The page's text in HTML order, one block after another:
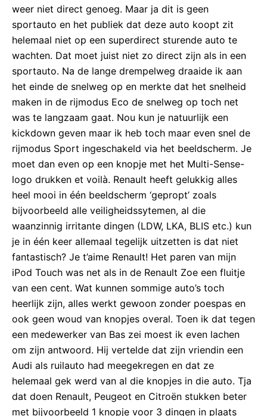
weer niet direct genoeg. Maar ja dit is geen
sportauto en het publiek dat deze auto koopt zit
helemaal niet op een superdirect sturende auto te
wachten. Dat moet juist niet zo direct zijn als in een
sportauto. Na de lange drempelweg draaide ik aan
het einde de snelweg op en merkte dat het snelheid
maken in de rijmodus Eco de snelweg op toch net
was te langzaam gaat. Nou kun je natuurlijk een
kickdown geven maar ik heb toch maar even snel de
rijmodus Sport ingeschakeld via het beeldscherm. Je
moet dan even op een knopje met het Multi-Sense-
logo drukken et voilà. Renault heeft gelukkig alles
heel mooi in één beeldscherm ‘gepropt’ zoals
bijvoorbeeld alle veiligheidssytemen, al die
waanzinnig irritante dingen (LDW, LKA, BLIS etc.) kun
je in één keer allemaal tegelijk uitzetten is dat niet
fantastisch? Je t’aime Renault! Het paren van mijn
iPod Touch was net als in de Renault Zoe een fluitje
van een cent. Wat kunnen sommige auto’s toch
heerlijk zijn, alles werkt gewoon zonder poespas en
ook geen woud van knopjes overal. Toen ik dat tegen
een medewerker van Bas zei moest ik even lachen
om zijn antwoord. Hij vertelde dat zijn vriendin een
Audi als ruilauto had meegekregen en dat ze
helemaal gek werd van al die knopjes in die auto. Tja
dat doen Renault, Peugeot en Citroën stukken beter
met bijvoorbeeld 1 knopje voor 3 dingen in plaats